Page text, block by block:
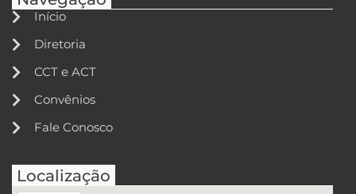
Início
Diretoria
CCT e ACT
Convênios
Fale Conosco
Localização